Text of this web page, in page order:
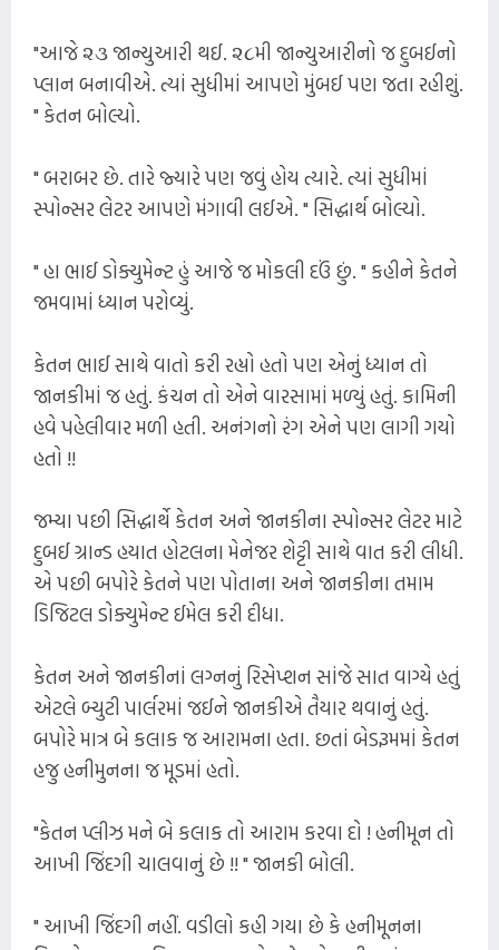
"આજે ૨૩ જાન્યુઆરી થઈ. ૨૮મી જાન્યુઆરીનો જ દુબઈનો
પ્લાન બનાવીએ. ત્યાં સુધીમાં આપણે મુંબઈ પણ જતા રહીશું.
" કેતન બોલ્યો.
" બરાબર છે. તારે જ્યારે પણ જવું હોય ત્યારે. ત્યાં સુધીમાં
સ્પોન્સર લેટર આપણે મંગાવી લઈએ. " સિદ્ધાર્થ બોલ્યો.
" હા ભાઈ ડોક્યુમેન્ટ હું આજે જ મોકલી દઉં છું. " કહીને કેતને
જમવામાં ધ્યાન પરોવ્યું.
કેતન ભાઈ સાથે વાતો કરી રહ્યો હતો પણ એનું ધ્યાન તો
જાનકીમાં જ હતું. કંચન તો એને વારસામાં મળ્યું હતું. કામિની
હવે પહેલીવાર મળી હતી. અનંગનો રંગ એને પણ લાગી ગયો
હતો !!
જમ્યા પછી સિદ્ધાર્થે કેતન અને જાનકીના સ્પોન્સર લેટર માટે
દુબઈ ગ્રાન્ડ હયાત હોટલના મેનેજર શેટ્ટી સાથે વાત કરી લીધી.
એ પછી બપોરે કેતને પણ પોતાના અને જાનકીના તમામ
ડિજિટલ ડોક્યુમેન્ટ ઈમેલ કરી દીધા.
કેતન અને જાનકીનાં લગ્નનું રિસેપ્શન સાંજે સાત વાગ્યે હતું
એટલે બ્યુટી પાર્લરમાં જઈને જાનકીએ તૈયાર થવાનું હતું.
બપોરે માત્ર બે કલાક જ આરામના હતા. છતાં બેડરૂમમાં કેતન
હજુ હનીમુનના જ મૂડમાં હતો.
"કેતન પ્લીઝ મને બે કલાક તો આરામ કરવા દો ! હનીમૂન તો
આખી જિંદગી ચાલવાનું છે !! " જાનકી બોલી.
" આખી જિંદગી નહીં. વડીલો કહી ગયા છે કે હનીમૂનના